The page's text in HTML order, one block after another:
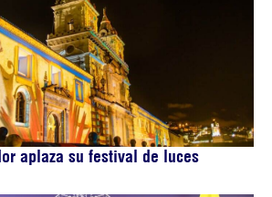
aplaza su festival de luces